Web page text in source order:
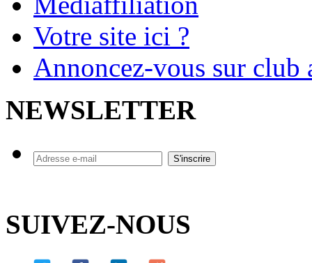
Votre site ici ?
Annoncez-vous sur
NEWSLETTER
SUIVEZ-NOUS